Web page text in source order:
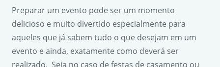
Preparar um evento pode ser um momento
delicioso e muito divertido especialmente para
aqueles que já sabem tudo o que desejam em um
evento e ainda, exatamente como deverá ser
realizado. Seja no caso de festas de casamento ou